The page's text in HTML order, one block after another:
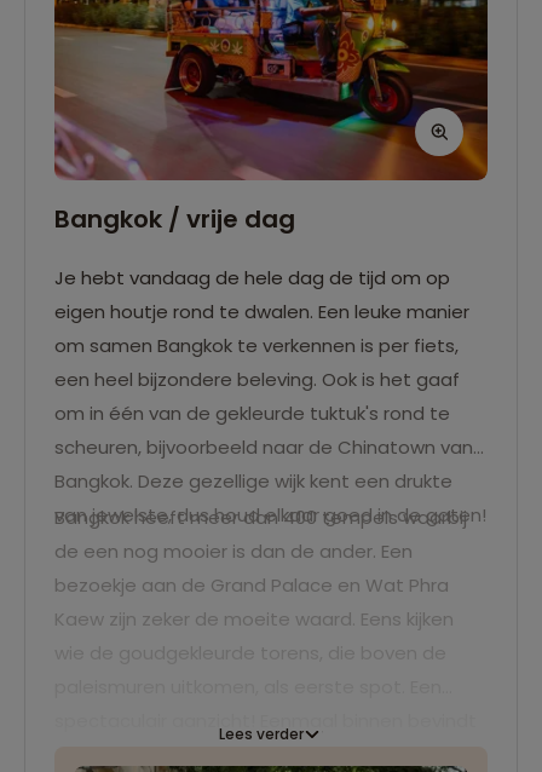
Bangkok / vrije dag
Je hebt vandaag de hele dag de tijd om op
eigen houtje rond te dwalen. Een leuke manier
om samen Bangkok te verkennen is per fiets,
een heel bijzondere beleving. Ook is het gaaf
om in één van de gekleurde tuktuk's rond te
scheuren, bijvoorbeeld naar de Chinatown van
Bangkok. Deze gezellige wijk kent een drukte
van jewelste, dus houd elkaar goed in de gaten!
Bangkok heeft meer dan 400 tempels waarbij
de een nog mooier is dan de ander. Een
bezoekje aan de Grand Palace en Wat Phra
Kaew zijn zeker de moeite waard. Eens kijken
Lees verder